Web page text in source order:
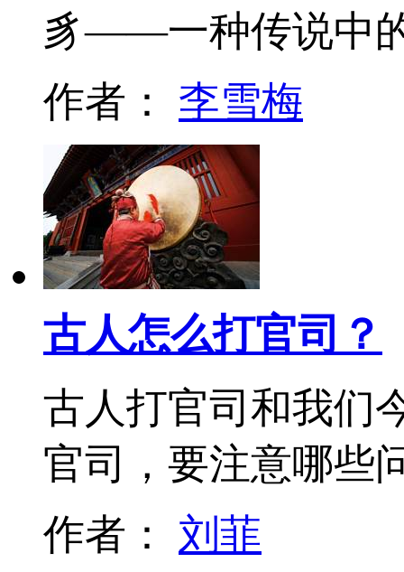
豸——一种传说中
作者： 李雪梅
古人怎么打官司？
古人打官司和我们
官司，要注意哪些
作者： 刘菲